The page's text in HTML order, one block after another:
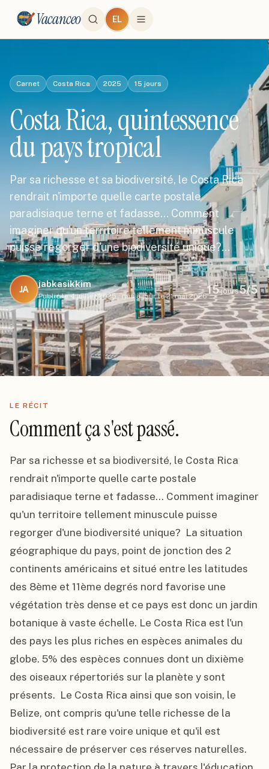
Vacanceo EL
Carnet Costa Rica 2025 15 jours
Costa Rica, quintessence
du pays tropical
Par sa richesse et sa biodiversité, le Costa Rica
rendrait n'importe quelle carte postale
paradisiaque terne et fadasse... Comment
imaginer qu'un territoire tellement minuscule
puisse regorger d'une biodiversité unique?…
JA
jabkasikkim
Publié le 4 juillet 2025 · mis à jour le 21 mai 2026
15jours5/5
LE RÉCIT
Comment ça s'est passé.
Par sa richesse et sa biodiversité, le Costa Rica
rendrait n'importe quelle carte postale
paradisiaque terne et fadasse... Comment imaginer
qu'un territoire tellement minuscule puisse
regorger d'une biodiversité unique?  La situation
géographique du pays, point de jonction des 2
continents américains et situé entre les latitudes
des 8ème et 11ème degrés nord favorise une
végétation très dense et ce pays est donc un jardin
botanique à vaste échelle. Le Costa Rica est l'un
des pays les plus riches en espèces animales du
globe. 5% des espèces connues dont un dixième
des oiseaux répertoriés sur la planète y sont
présents.  Le Costa Rica ainsi que son voisin, le
Belize, ont compris qu'une telle richesse de la
biodiversité est rare voire unique et qu'il est
nécessaire de préserver ces réserves naturelles.